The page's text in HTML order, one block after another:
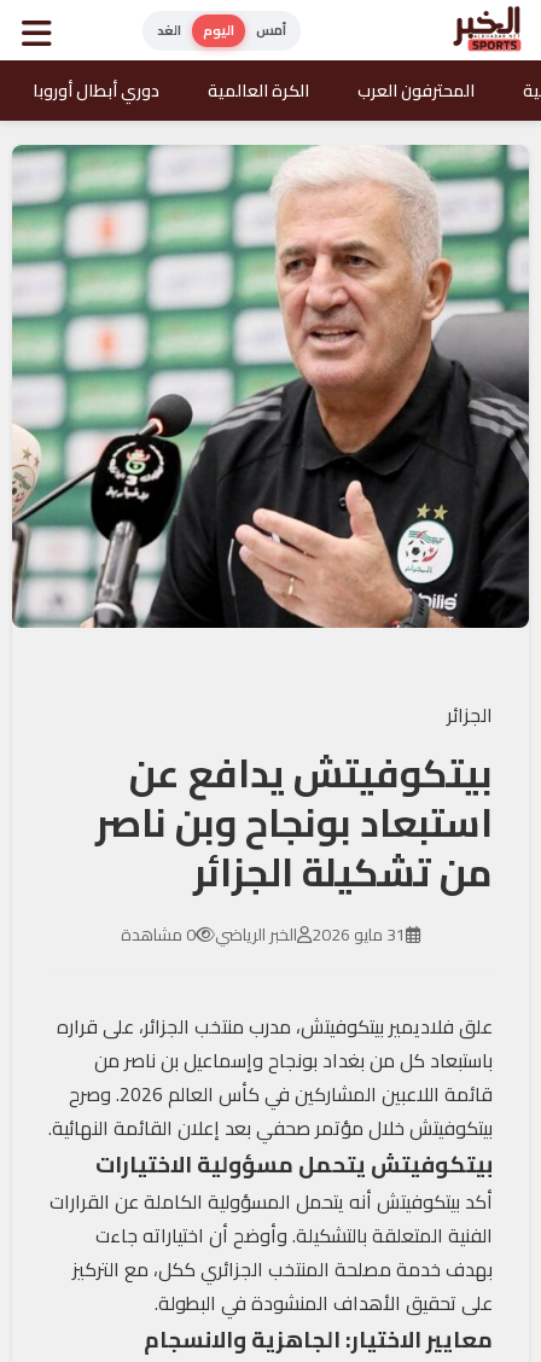
أمس اليوم الغد
المحترفون العرب الكرة العالمية دوري أبطال أوروبا
الجزائر
بيتكوفيتش يدافع عن
استبعاد بونجاح وبن ناصر
من تشكيلة الجزائر
31 مايو 2026 الخبر الرياضي 0 مشاهدة
علق فلاديمير بيتكوفيتش، مدرب منتخب الجزائر، على قراره
باستبعاد كل من بغداد بونجاح وإسماعيل بن ناصر من
قائمة اللاعبين المشاركين في كأس العالم 2026. وصرح
بيتكوفيتش خلال مؤتمر صحفي بعد إعلان القائمة النهائية.
بيتكوفيتش يتحمل مسؤولية الاختيارات
أكد بيتكوفيتش أنه يتحمل المسؤولية الكاملة عن القرارات
الفنية المتعلقة بالتشكيلة. وأوضح أن اختياراته جاءت
بهدف خدمة مصلحة المنتخب الجزائري ككل، مع التركيز
على تحقيق الأهداف المنشودة في البطولة.
معايير الاختيار: الجاهزية والانسجام